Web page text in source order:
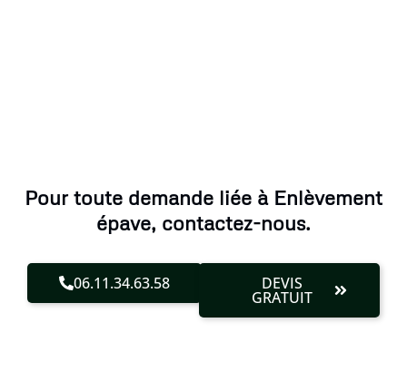
Pour toute demande liée à Enlèvement
épave, contactez-nous.
06.11.34.63.58 DEVIS
GRATUIT